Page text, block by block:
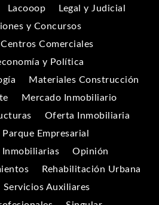
Lacooop
Legal y Judicial
y Concursos
Centros Comerciales
y Política
Materiales Construcción
Mercado Inmobiliario
Oferta Inmobiliaria
Empresarial
Inmobiliarias
Opinión
Rehabilitación Urbana
Servicios Auxiliares